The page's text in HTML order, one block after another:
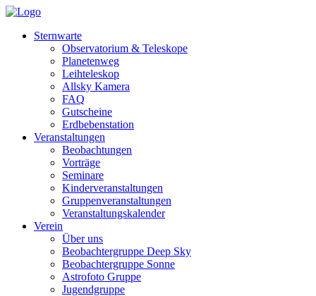
Sternwarte
Observatorium & Teleskope
Planetenweg
Leihteleskop
Allsky Kamera
FAQ
Gutscheine
Erdbebenstation
Veranstaltungen
Beobachtungen
Vorträge
Seminare
Kinderveranstaltungen
Gruppenveranstaltungen
Veranstaltungskalender
Verein
Über uns
Beobachtergruppe Deep Sky
Beobachtergruppe Sonne
Astrofoto Gruppe
Jugendgruppe